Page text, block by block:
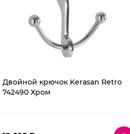
Двойной крючок Kerasan Retro
742490 Хром